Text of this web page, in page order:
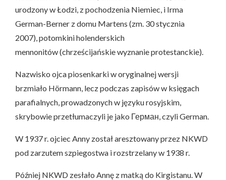
urodzony w Łodzi, z pochodzenia Niemiec, i Irma
German-Berner z domu Martens (zm. 30 stycznia
2007), potomkini holenderskich
mennonitów (chrześcijańskie wyznanie protestanckie).
Nazwisko ojca piosenkarki w oryginalnej wersji
brzmiało Hörmann, lecz podczas zapisów w księgach
parafialnych, prowadzonych w języku rosyjskim,
skrybowie przetłumaczyli je jako Герман, czyli German.
W 1937 r. ojciec Anny został aresztowany przez NKWD
pod zarzutem szpiegostwa i rozstrzelany w 1938 r.
Później NKWD zesłało Annę z matką do Kirgistanu. W